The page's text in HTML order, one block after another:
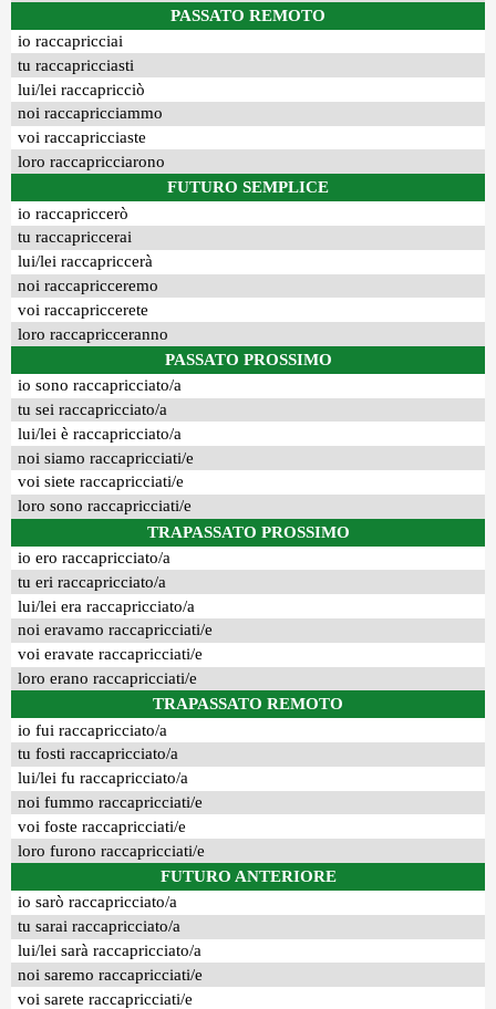
PASSATO REMOTO
io raccapricciai
tu raccapricciasti
lui/lei raccapricciò
noi raccapricciammo
voi raccapricciaste
loro raccapricciarono
FUTURO SEMPLICE
io raccapriccerò
tu raccapriccerai
lui/lei raccapriccerà
noi raccapricceremo
voi raccapriccerete
loro raccapricceranno
PASSATO PROSSIMO
io sono raccapricciato/a
tu sei raccapricciato/a
lui/lei è raccapricciato/a
noi siamo raccapricciati/e
voi siete raccapricciati/e
loro sono raccapricciati/e
TRAPASSATO PROSSIMO
io ero raccapricciato/a
tu eri raccapricciato/a
lui/lei era raccapricciato/a
noi eravamo raccapricciati/e
voi eravate raccapricciati/e
loro erano raccapricciati/e
TRAPASSATO REMOTO
io fui raccapricciato/a
tu fosti raccapricciato/a
lui/lei fu raccapricciato/a
noi fummo raccapricciati/e
voi foste raccapricciati/e
loro furono raccapricciati/e
FUTURO ANTERIORE
io sarò raccapricciato/a
tu sarai raccapricciato/a
lui/lei sarà raccapricciato/a
noi saremo raccapricciati/e
voi sarete raccapricciati/e